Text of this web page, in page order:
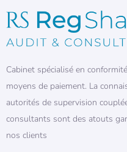
Cabinet spécialisé en
moyens de paiement. La
autorités de supervision
consultants sont des atouts
nos clients